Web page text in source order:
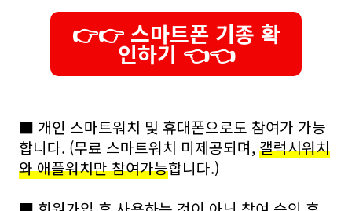
👉👉 스마트폰 기종 확
인하기 👈👈
■ 개인 스마트워치 및 휴대폰으로도 참여가 가능
합니다. (무료 스마트워치 미제공되며,갤럭시워치
와 애플워치만 참여가능합니다.)